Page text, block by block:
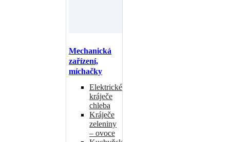
Mechanická
zařízení,
míchačky
Elektrické
kráječe
chleba
Kráječe
zeleniny
– ovoce